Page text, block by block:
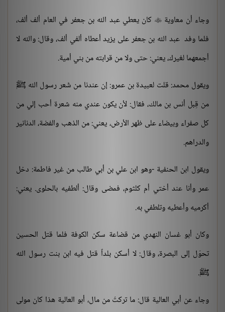
وجاء أن معاوية كان يعطي عبد الله بن جعفر في العام ألف ألف،
فلما وفد عبد الله بن جعفر على يزيد أعطاه ألفي ألف، وقال: والله لا
أجمعهما لغيرك، يعني: حتى ولا من قرابته من بني أمية.
ويقول محمد: قلت لعبيدة بن عمرو: إن عندنا من شَعر رسول الله ﷺ
من قِبل أنس بن مالك، فقال: لأن يكون عندي منه شعرة أحب إلي من
كل صفراء وبيضاء على ظهر الأرض، يعني: من الذهب والفضة، الدنانير
والدراهم.
ويقول ابن الحنفية -وهو ابن علي بن أبي طالب من غير فاطمة: دخل
عمر وأنا عند أختي أم كلثوم، فمضى وقال: ألطفيه بالحلوى. يعني:
أكرميه وأعطيه وتلطفي به.
وكان أبو غسان النهدي من قضاعة سكن الكوفة فلما قتل الحسين
تحوّل إلى البصرة، وقال: لا أسكن بلداً قتل فيه ابن بنت رسول الله
ﷺ.
وجاء عن أبي العالية قال: ما تركتُ من مال، أبو العالية هذا كان مولى